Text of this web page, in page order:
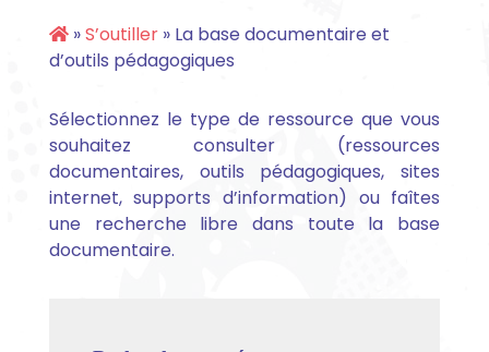
»S’outiller» La base documentaire et
d’outils pédagogiques
Sélectionnez le type de ressource que vous
souhaitez consulter (ressources
documentaires, outils pédagogiques, sites
internet, supports d’information) ou faîtes
une recherche libre dans toute la base
documentaire.